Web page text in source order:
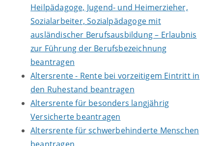
Heilpädagoge, Jugend- und Heimerzieher,
Sozialarbeiter, Sozialpädagoge mit
ausländischer Berufsausbildung – Erlaubnis
zur Führung der Berufsbezeichnung
beantragen
Altersrente - Rente bei vorzeitigem Eintritt in
den Ruhestand beantragen
Altersrente für besonders langjährig
Versicherte beantragen
Altersrente für schwerbehinderte Menschen